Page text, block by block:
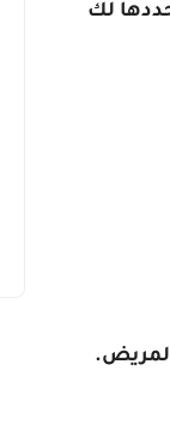
لك